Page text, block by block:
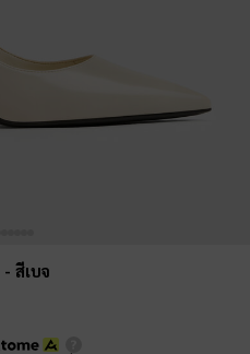
- สีเบจ